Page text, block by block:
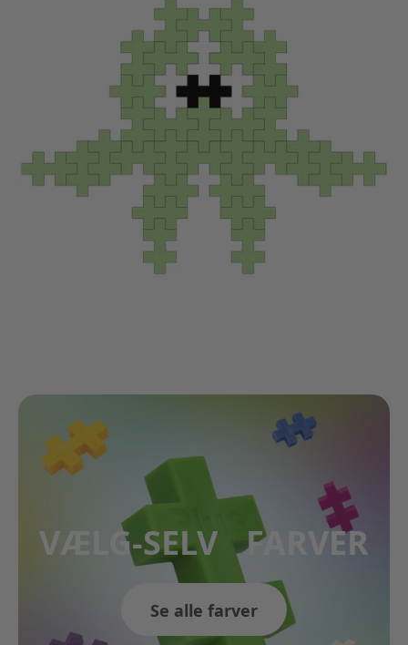
VÆLG-SELV FARVER
Se alle farver